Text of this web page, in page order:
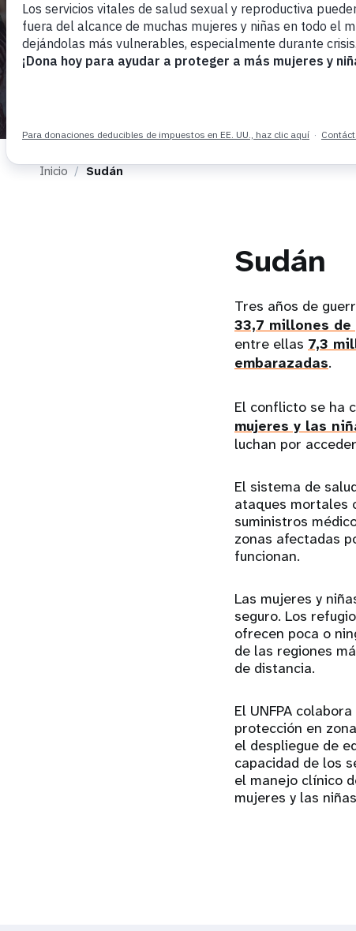
i
g
a
t
Inicio Sudán
Sudán
Tres años de
33,7 millones de
entre ellas 7,3
embarazadas.
El conflicto se ha
mujeres y las
luchan por
El sistema de
ataques mortales
suministros
zonas afectadas
funcionan.
Las mujeres y
seguro. Los
ofrecen poca o
de las regiones
de distancia.
El UNFPA
protección en
el despliegue de
capacidad de los
el manejo clínico
mujeres y las